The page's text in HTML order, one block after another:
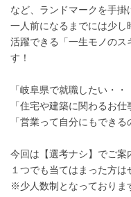
など、ランドマークを手掛
一人前になるまでには少し
活躍できる「一生モノの
す！
「岐阜県で就職したい・・
「住宅や建築に関わるお仕
「営業って自分にもできる
今回は【選考ナシ】でご案
１つでも当てはまった方
※少人数制となっておりま